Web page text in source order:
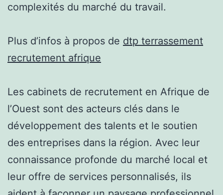
complexités du marché du travail.
Plus d’infos à propos de dtp terrassement
recrutement afrique
Les cabinets de recrutement en Afrique de
l’Ouest sont des acteurs clés dans le
développement des talents et le soutien
des entreprises dans la région. Avec leur
connaissance profonde du marché local et
leur offre de services personnalisés, ils